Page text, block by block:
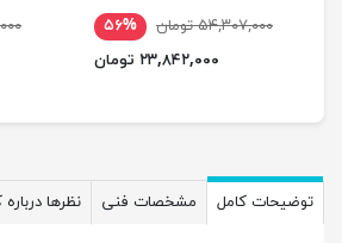
۵۴,۳۰۷,۰۰۰ تومان
۵۶%
۲۳,۸۴۲,۰۰۰ تومان
توضیحات کامل مشخصات فنی نظرها درباره